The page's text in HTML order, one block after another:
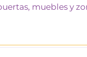
muebles y